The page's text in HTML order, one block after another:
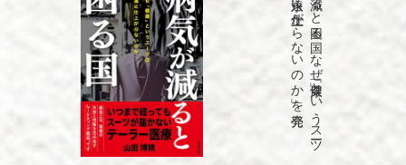
「病気が
減る
と
困る
国
な
ぜ
「健康」と
い
う
ス
ーツ
は
永遠に
仕上が
ら
な
い
の
か
」を
発売